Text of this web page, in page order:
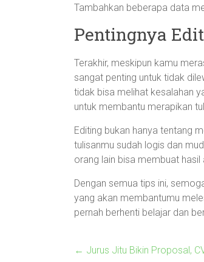
Tambahkan beberapa data
Pentingnya
Terakhir, meskipun kamu
sangat penting untuk tidak
tidak bisa melihat kesalahan
untuk membantu merapikan
Editing bukan hanya tentang
tulisanmu sudah logis dan
orang lain bisa membuat hasil
Dengan semua tips ini,
yang akan membantumu
pernah berhenti belajar dan
← Jurus Jitu Bikin Proposal,